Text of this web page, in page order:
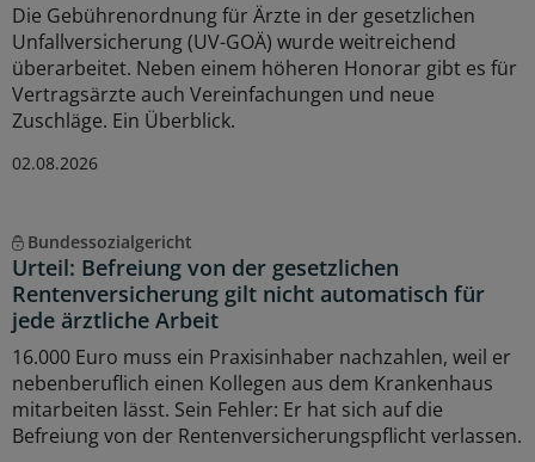
Die Gebührenordnung für Ärzte in der gesetzlichen
Unfallversicherung (UV-GOÄ) wurde weitreichend
überarbeitet. Neben einem höheren Honorar gibt es für
Vertragsärzte auch Vereinfachungen und neue
Zuschläge. Ein Überblick.
02.08.2026
Bundessozialgericht
Urteil: Befreiung von der gesetzlichen
Rentenversicherung gilt nicht automatisch für
jede ärztliche Arbeit
16.000 Euro muss ein Praxisinhaber nachzahlen, weil er
nebenberuflich einen Kollegen aus dem Krankenhaus
mitarbeiten lässt. Sein Fehler: Er hat sich auf die
Befreiung von der Rentenversicherungspflicht verlassen.